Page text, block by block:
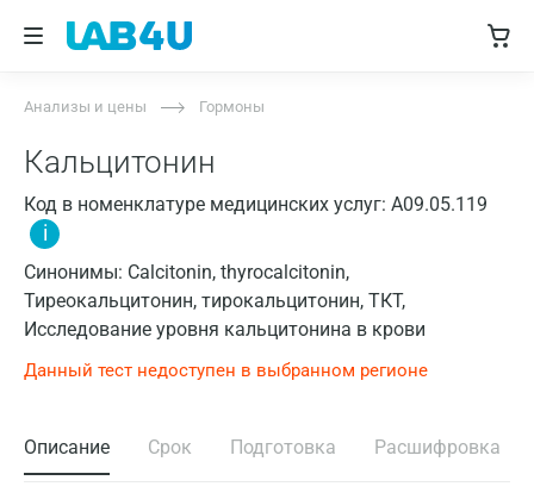
Анализы и цены Гормоны
Кальцитонин
Код в номенклатуре медицинских услуг: A09.05.119
i
Синонимы: Calcitonin, thyrocalcitonin,
Тиреокальцитонин, тирокальцитонин, ТКТ,
Исследование уровня кальцитонина в крови
Данный тест недоступен в выбранном регионе
Описание Срок Подготовка Расшифровка